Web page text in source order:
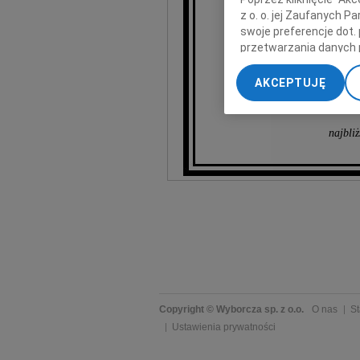
Copyright © Wyborcza sp. z o.o. O nas
Ustawienia prywatności
z o. o. jej Zaufanych
swoje preferencje dot.
przetwarzania danych
„Ustawienia
My, nasi Zaufani
dokładnych danych
Przechowywanie
treści, badnie
AKCEPTUJĘ